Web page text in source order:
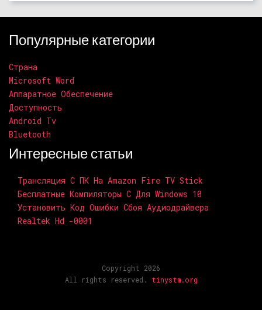
Популярные категории
Страна
Microsoft Word
Аппаратное Обеспечение
Доступность
Android Tv
Bluetooth
Интересные статьи
Трансляция С ПК На Amazon Fire TV Stick
Бесплатные Компиляторы C Для Windows 10
Установить Код Ошибки Сбоя Аудиодрайвера
Realtek Hd -0001
Copyright 2026
All rights reserved. tinystm.org